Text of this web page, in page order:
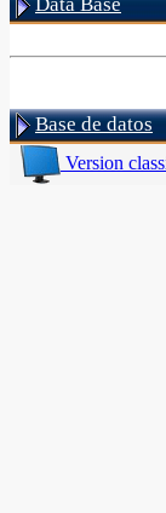
Base de datos
Version